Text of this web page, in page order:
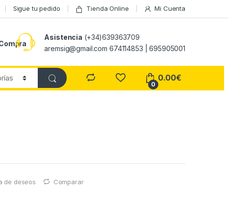
Sigue tu pedido Tienda Online Mi Cuenta
Asistencia (+34)639363709
aremsig@gmail.com 674114853 | 695905001
0
0.00€
de deseos Comparar